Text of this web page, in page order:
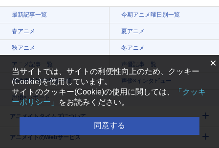
最新記事一覧 今期アニメ曜日別一覧
春アニメ 夏アニメ
秋アニメ 冬アニメ
アニメ記事一覧 声優記事一覧
男性声優/女性声優一覧 声優×インタビュー
声優×レポート
アニメイトタイムズについて
アニメイトのWebサービス
×
当サイトでは、サイトの利便性向上のため、クッキー
(Cookie)を使用しています。
サイトのクッキー(Cookie)の使用に関しては、
「クッキ
ーポリシー」
をお読みください。
同意する